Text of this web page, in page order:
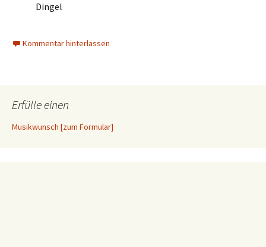
Dingel
Kommentar hinterlassen
Erfülle einen
Musikwunsch [zum Formular]